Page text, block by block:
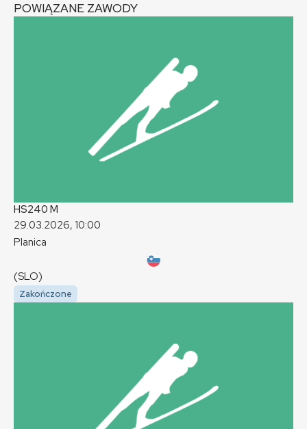
POWIĄZANE ZAWODY
HS240 M
29.03.2026, 10:00
Planica
(SLO)
Zakończone